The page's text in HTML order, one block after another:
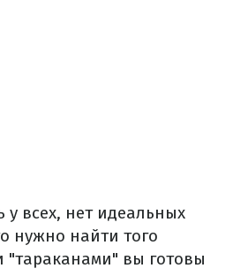
у всех, нет идеальных
нужно найти того
"тараканами" вы готовы